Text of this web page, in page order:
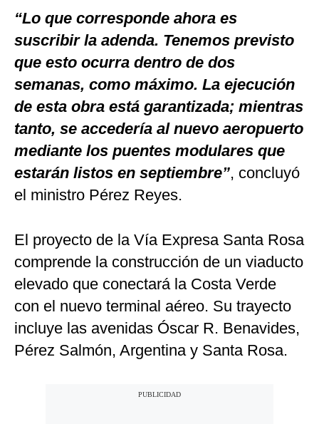
“Lo que corresponde ahora es
suscribir la adenda. Tenemos previsto
que esto ocurra dentro de dos
semanas, como máximo. La ejecución
de esta obra está garantizada; mientras
tanto, se accedería al nuevo aeropuerto
mediante los puentes modulares que
estarán listos en septiembre”, concluyó
el ministro Pérez Reyes.
El proyecto de la Vía Expresa Santa Rosa
comprende la construcción de un viaducto
elevado que conectará la Costa Verde
con el nuevo terminal aéreo. Su trayecto
incluye las avenidas Óscar R. Benavides,
Pérez Salmón, Argentina y Santa Rosa.